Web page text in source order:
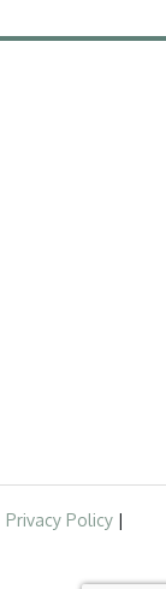
Privacy Policy |